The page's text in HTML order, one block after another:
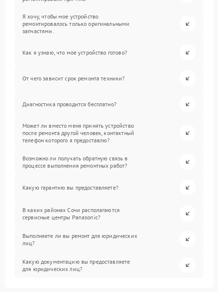
Я хочу, чтобы мое устройство
ремонтировалось только оригинальными
запчастями.
Как я узнаю, что мое устройство готово?
От чего зависит срок ремонта техники?
Диагностика проводится бесплатно?
Может ли вместо меня принять устройство
после ремонта другой человек, контактный
телефон которого я предоставлю?
Возможно ли получать обратную связь в
процессе выполнения ремонтных работ?
Какую гарантию вы предоставляете?
В каких районах Сочи располагаются
сервисные центры Panasonic?
Выполняете ли вы ремонт для юридических
лиц?
Какую документацию вы предоставляете
для юридических лиц?